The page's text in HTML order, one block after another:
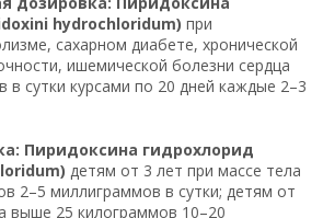
hydrochloridum) при
сахарном диабете, хронической
ишемической болезни сердца
в сутки курсами по 20 дней каждые 2–3
Пиридоксина гидрохлорид
детям от 3 лет при массе тела
2–5 миллиграммов в сутки; детям от
выше 25 килограммов 10–20